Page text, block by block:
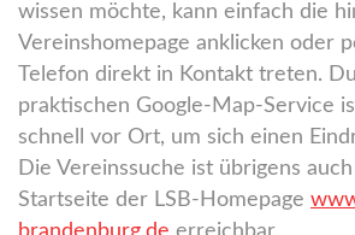
wissen möchte, kann einfach die
Vereinshomepage anklicken oder
Telefon direkt in Kontakt treten.
praktischen Google-Map-Service
schnell vor Ort, um sich einen
Die Vereinssuche ist übrigens
Startseite der LSB-Homepage